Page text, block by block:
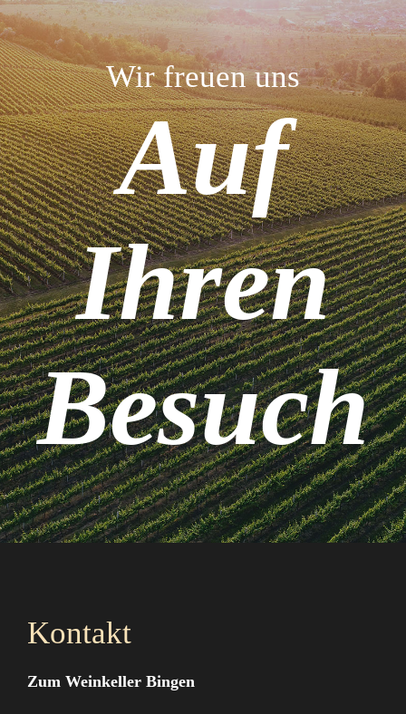
Wir freuen uns
Auf
Ihren
Besuch
Kontakt
Zum Weinkeller Bingen